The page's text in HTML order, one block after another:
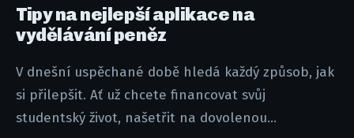
Tipy na nejlepší aplikace na
vydělávání peněz
V dnešní uspěchané době hledá každý způsob, jak
si přilepšit. Ať už chcete financovat svůj
studentský život, našetřit na dovolenou...